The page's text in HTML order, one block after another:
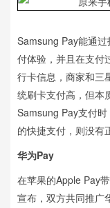
Samsung Pay能通过
付体验，并且在支付
行卡信息，商家和三
统刷卡支付高，但本
Samsung Pay支付
的快捷支付，则没有
华为Pay
在苹果的Apple Pay
宣布，双方共同推广